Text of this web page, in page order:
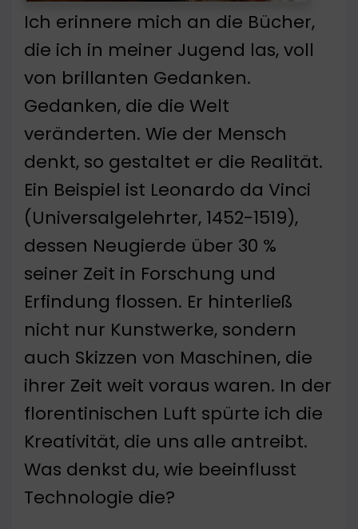
Ich erinnere mich an die Bücher,
die ich in meiner Jugend las, voll
von brillanten Gedanken.
Gedanken, die die Welt
veränderten. Wie der Mensch
denkt, so gestaltet er die Realität.
Ein Beispiel ist Leonardo da Vinci
(Universalgelehrter, 1452-1519),
dessen Neugierde über 30 %
seiner Zeit in Forschung und
Erfindung flossen. Er hinterließ
nicht nur Kunstwerke, sondern
auch Skizzen von Maschinen, die
ihrer Zeit weit voraus waren. In der
florentinischen Luft spürte ich die
Kreativität, die uns alle antreibt.
Was denkst du, wie beeinflusst
Technologie die?